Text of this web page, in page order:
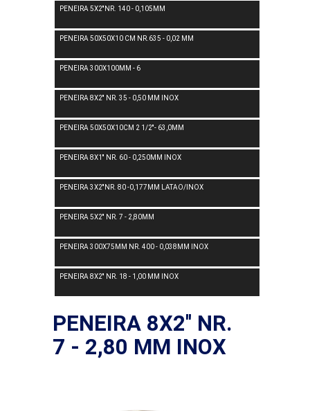
PENEIRA 5X2''NR. 140 - 0,105MM
PENEIRA 50X50X10 CM NR.635 - 0,02 MM
PENEIRA 300X100MM - 6
PENEIRA 8X2'' NR. 35 - 0,50 MM INOX
PENEIRA 50X50X10CM 2 1/2''- 63,0MM
PENEIRA 8X1'' NR. 60 - 0,250MM INOX
PENEIRA 3X2''NR. 80 -0,177MM LATAO/INOX
PENEIRA 5X2'' NR. 7 - 2,80MM
PENEIRA 300X75MM NR. 400 - 0,038MM INOX
PENEIRA 8X2'' NR. 18 - 1,00 MM INOX
PENEIRA 8X2'' NR.
7 - 2,80 MM INOX